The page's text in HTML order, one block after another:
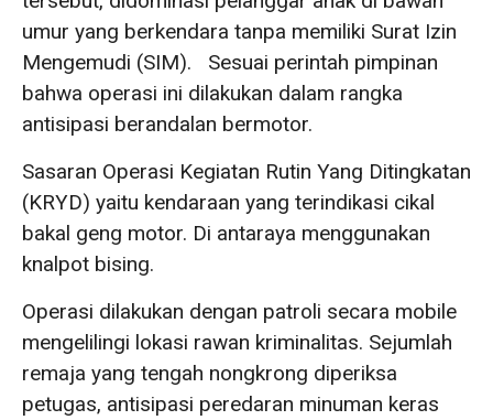
umur yang berkendara tanpa memiliki Surat Izin
Mengemudi (SIM). Sesuai perintah pimpinan
bahwa operasi ini dilakukan dalam rangka
antisipasi berandalan bermotor.
Sasaran Operasi Kegiatan Rutin Yang Ditingkatan
(KRYD) yaitu kendaraan yang terindikasi cikal
bakal geng motor. Di antaraya menggunakan
knalpot bising.
Operasi dilakukan dengan patroli secara mobile
mengelilingi lokasi rawan kriminalitas. Sejumlah
remaja yang tengah nongkrong diperiksa
petugas, antisipasi peredaran minuman keras